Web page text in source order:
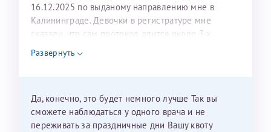
16.12.2025 по выданому направлению мне в
Калининграде. Девочки в регистратуре мне
сказали, что сам протокол длится около 3-х
недель и 3 недели я должна находится в Питере.
Можно мне новый год провести в Калининграде и
Развернуть
Да, конечно, это будет немного лучше Так вы
сможете наблюдаться у одного врача и не
переживать за праздничные дни Вашу квоту